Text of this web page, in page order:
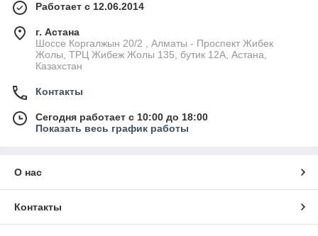
Работает с 12.06.2014
г. Астана
Шоссе Коргалжын 20/2 , Алматы - Проспект Жибек
Жолы, ТРЦ Жибеж Жолы 135, бутик 12А, Астана,
Казахстан
Контакты
Сегодня работает с 10:00 до 18:00
Показать весь график работы
О нас
Контакты